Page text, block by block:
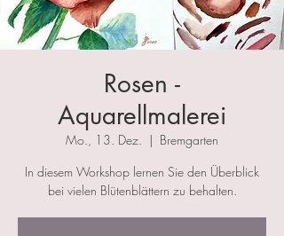
Rosen -
Aquarellmalerei
Mo., 13. Dez.
  |
Bremgarten
In diesem Workshop lernen Sie den Überblick
bei vielen Blütenblättern zu behalten.